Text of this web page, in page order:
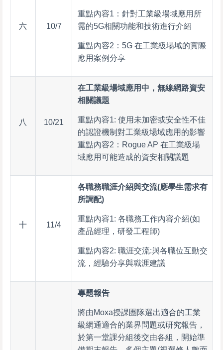
六 10/7
重點內容1：針對工業級場域應用所
需的5G相關功能和技術進行介紹
重點內容2：5G 在工業級場域的實際
應用案例分享
八 10/21
在工業級場域應用中，無線網路資安
相關議題
重點內容1: 使用未加密或安全性不佳
的認證機制對工業級場域應用的影響
重點內容2：Rogue AP 在工業級場
域應用可能造成的資安相關議題
十 11/4
各職務職涯介紹與交流(應學生需求有
所調配)
重點內容1: 各職務工作內容介紹(如
產品經理，研發工程師)
重點內容2: 職涯交流:與各職位互動交
流，經驗分享與職涯建議
專題報告
將由Moxa授課團隊選出適合的工業
級網通適合的業界問題或研究報告，
於第一堂課分組後交由各組，開始準